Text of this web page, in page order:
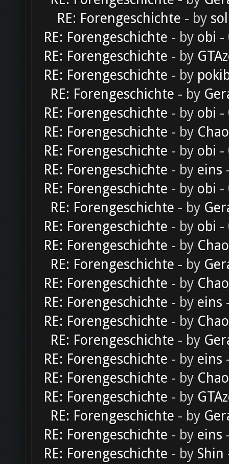
RE: Forengeschichte - by
RE: Forengeschichte - by obi -
RE: Forengeschichte - by
RE: Forengeschichte - by
RE: Forengeschichte - by
RE: Forengeschichte - by obi -
RE: Forengeschichte - by
RE: Forengeschichte - by obi -
RE: Forengeschichte - by eins
RE: Forengeschichte - by obi -
RE: Forengeschichte - by
RE: Forengeschichte - by obi -
RE: Forengeschichte - by
RE: Forengeschichte - by
RE: Forengeschichte - by
RE: Forengeschichte - by eins
RE: Forengeschichte - by
RE: Forengeschichte - by
RE: Forengeschichte - by eins
RE: Forengeschichte - by
RE: Forengeschichte - by
RE: Forengeschichte - by
RE: Forengeschichte - by eins
RE: Forengeschichte - by Shin